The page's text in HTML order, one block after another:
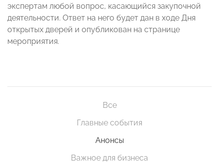
экспертам любой вопрос, касающийся закупочной
деятельности. Ответ на него будет дан в ходе Дня
открытых дверей и опубликован на странице
мероприятия.
Все
Главные события
Анонсы
Важное для бизнеса